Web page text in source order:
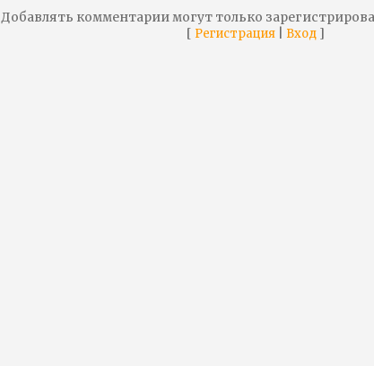
Добавлять комментарии могут только
[ Регистрация Вход ]